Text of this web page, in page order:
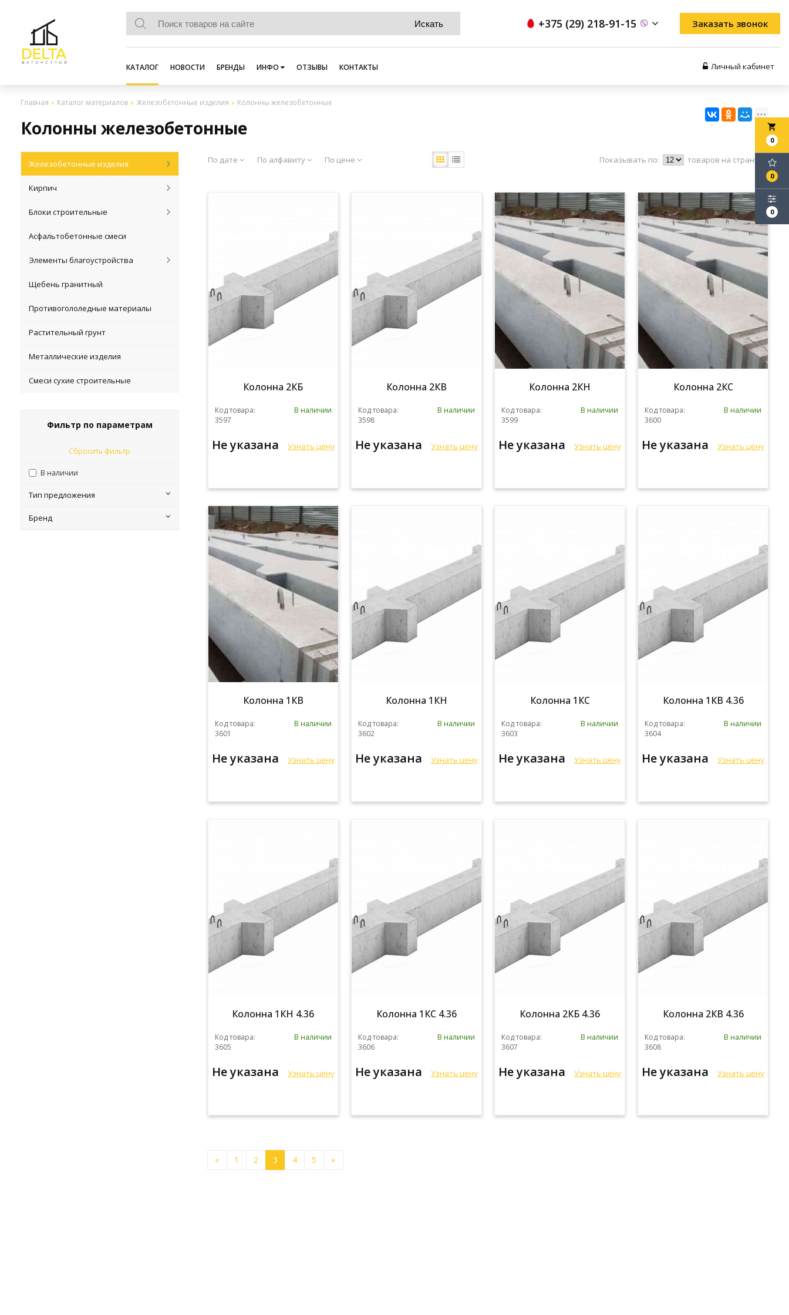
+375 (29) 218-91-15 Заказать звонок
КАТАЛОГ НОВОСТИ БРЕНДЫ ИНФО ОТЗЫВЫ КОНТАКТЫ Личный кабинет
Главная Каталог материалов Железобетонные изделия Колонны железобетонные
Колонны железобетонные local_grocery_store
0
0
0
Железобетонные изделия
Кирпич
Блоки строительные
Асфальтобетонные смеси
Элементы благоустройства
Щебень гранитный
Противогололедные материалы
Растительный грунт
Металлические изделия
Смеси сухие строительные
Фильтр по параметрам
Сбросить фильтр
В наличии
Тип предложения
Бренд
По дате По алфавиту По цене Показывать по: товаров на странице
Колонна 2КБ
Код товара:
3597
В наличии
Не указана Узнать цену
Колонна 2КВ
Код товара:
3598
В наличии
Не указана Узнать цену
Колонна 2КН
Код товара:
3599
В наличии
Не указана Узнать цену
Колонна 2КС
Код товара:
3600
В наличии
Не указана Узнать цену
Колонна 1КВ
Код товара:
3601
В наличии
Не указана Узнать цену
Колонна 1КН
Код товара:
3602
В наличии
Не указана Узнать цену
Колонна 1КС
Код товара:
3603
В наличии
Не указана Узнать цену
Колонна 1КВ 4.36
Код товара:
3604
В наличии
Не указана Узнать цену
Колонна 1КН 4.36
Код товара:
3605
В наличии
Не указана Узнать цену
Колонна 1КС 4.36
Код товара:
3606
В наличии
Не указана Узнать цену
Колонна 2КБ 4.36
Код товара:
3607
В наличии
Не указана Узнать цену
Колонна 2КВ 4.36
Код товара:
3608
В наличии
Не указана Узнать цену
« 1 2 3 4 5 »